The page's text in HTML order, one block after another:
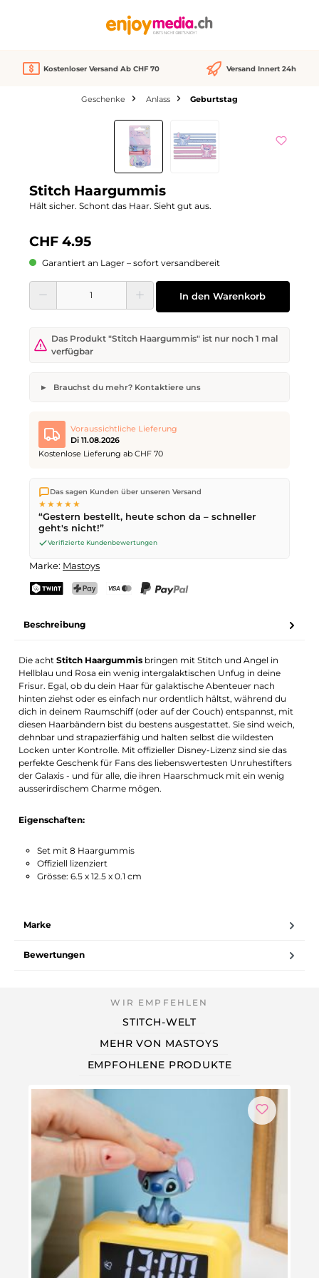
Kostenloser Versand Ab CHF 70 Versand Innert 24h
Geschenke Anlass Geburtstag
Bildergalerie überspringen
Stitch Haargummis
Hält sicher. Schont das Haar. Sieht gut aus.
CHF 4.95
Garantiert an Lager – sofort versandbereit
Produkt Anzahl: Gib den gewünschten Wert ein oder benutze die
In den Warenkorb
Das Produkt "Stitch Haargummis" ist nur noch 1 mal
verfügbar
Brauchst du mehr? Kontaktiere uns
Gewünschte Anzahl
Dein Name E-Mail-Adresse
Anfrage senden
Voraussichtliche Lieferung
Di 11.08.2026
Kostenlose Lieferung ab CHF 70
Wir versenden direkt aus unserem Lager in Kriens. Ab
ist die Lieferung kostenlos. Bestellungen bis
werden noch am selben Tag versendet – Zustellung am
nächsten Werktagmit der Schweizerischen Post.
Das sagen Kunden über unseren Versand
★★★★★
“Gestern bestellt, heute schon da – schneller
geht's nicht!”
Verifizierte Kundenbewertungen
Marke: Mastoys
Beschreibung
Die achtStitch Haargummis bringen mit Stitch und Angel in
Hellblau und Rosa ein wenig intergalaktischen Unfug in deine
Frisur. Egal, ob du dein Haar für galaktische Abenteuer nach
hinten ziehst oder es einfach nur ordentlich hältst, während du
dich in deinem Raumschiff (oder auf der Couch) entspannst, mit
diesen Haarbändern bist du bestens ausgestattet. Sie sind weich,
dehnbar und strapazierfähig und halten selbst die wildesten
Locken unter Kontrolle. Mit offizieller Disney-Lizenz sind sie das
perfekte Geschenk für Fans des liebenswertesten Unruhestifters
der Galaxis - und für alle, die ihren Haarschmuck mit ein wenig
ausserirdischem Charme mögen.
Eigenschaften:
Set mit 8 Haargummis
Offiziell lizenziert
Grösse: 6.5 x 12.5 x 0.1 cm
Marke
Bewertungen
STITCH-WELT
MEHR VON MASTOYS
EMPFOHLENE PRODUKTE